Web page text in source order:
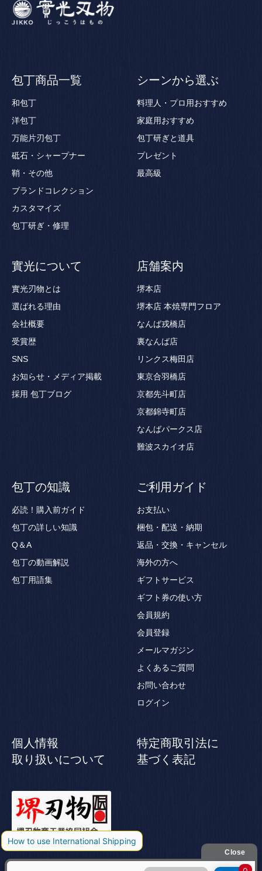
包丁商品一覧
和包丁
洋包丁
万能片刃包丁
砥石・シャープナー
鞘・その他
ブランドコレクション
カスタマイズ
包丁研ぎ・修理
シーンから選ぶ
料理人・プロ用おすすめ
家庭用おすすめ
包丁研ぎと道具
プレゼント
最高級
實光について
實光刃物とは
選ばれる理由
会社概要
受賞歴
SNS
お知らせ・メディア掲載
採用 包丁ブログ
店舗案内
堺本店
堺本店 本焼専門フロア
なんば戎橋店
裏なんば店
リンクス梅田店
東京合羽橋店
京都先斗町店
京都錦寺町店
なんばパークス店
難波スカイオ店
包丁の知識
必読！購入前ガイド
包丁の詳しい知識
Q＆A
包丁の動画解説
包丁用語集
ご利用ガイド
お支払い
梱包・配送・納期
返品・交換・キャンセル
海外の方へ
ギフトサービス
ギフト券の使い方
会員規約
会員登録
メールマガジン
よくあるご質問
お問い合わせ
ログイン
個人情報
取り扱いについて
特定商取引法に
基づく表記